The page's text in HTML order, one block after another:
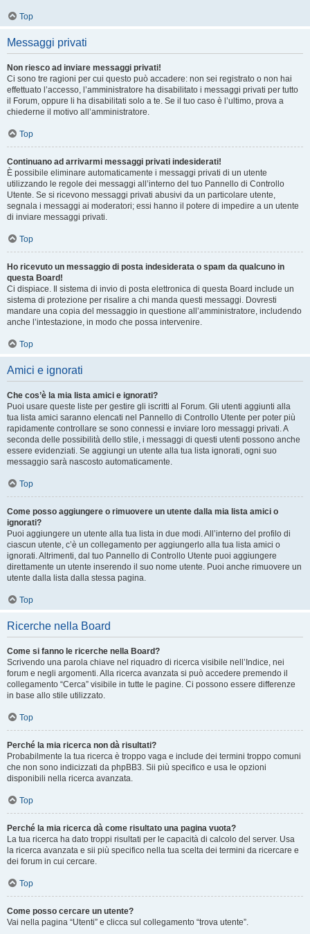
Top
Messaggi privati
Non riesco ad inviare messaggi privati!
Ci sono tre ragioni per cui questo può accadere: non sei registrato o non hai
effettuato l’accesso, l’amministratore ha disabilitato i messaggi privati per tutto
il Forum, oppure li ha disabilitati solo a te. Se il tuo caso è l’ultimo, prova a
chiederne il motivo all’amministratore.
Top
Continuano ad arrivarmi messaggi privati indesiderati!
È possibile eliminare automaticamente i messaggi privati ​​di un utente
utilizzando le regole dei messaggi all’interno del tuo Pannello di Controllo
Utente. Se si ricevono messaggi privati ​​abusivi da un particolare utente,
segnala i messaggi ai moderatori; essi hanno il potere di impedire a un utente
di inviare messaggi privati​​.
Top
Ho ricevuto un messaggio di posta indesiderata o spam da qualcuno in
questa Board!
Ci dispiace. Il sistema di invio di posta elettronica di questa Board include un
sistema di protezione per risalire a chi manda questi messaggi. Dovresti
mandare una copia del messaggio in questione all’amministratore, includendo
anche l’intestazione, in modo che possa intervenire.
Top
Amici e ignorati
Che cos’è la mia lista amici e ignorati?
Puoi usare queste liste per gestire gli iscritti al Forum. Gli utenti aggiunti alla
tua lista amici saranno elencati nel Pannello di Controllo Utente per poter più
rapidamente controllare se sono connessi e inviare loro messaggi privati. A
seconda delle possibilità dello stile, i messaggi di questi utenti possono anche
essere evidenziati. Se aggiungi un utente alla tua lista ignorati, ogni suo
messaggio sarà nascosto automaticamente.
Top
Come posso aggiungere o rimuovere un utente dalla mia lista amici o
ignorati?
Puoi aggiungere un utente alla tua lista in due modi. All’interno del profilo di
ciascun utente, c’è un collegamento per aggiungerlo alla tua lista amici o
ignorati. Altrimenti, dal tuo Pannello di Controllo Utente puoi aggiungere
direttamente un utente inserendo il suo nome utente. Puoi anche rimuovere un
utente dalla lista dalla stessa pagina.
Top
Ricerche nella Board
Come si fanno le ricerche nella Board?
Scrivendo una parola chiave nel riquadro di ricerca visibile nell’Indice, nei
forum e negli argomenti. Alla ricerca avanzata si può accedere premendo il
collegamento “Cerca” visibile in tutte le pagine. Ci possono essere differenze
in base allo stile utilizzato.
Top
Perché la mia ricerca non dà risultati?
Probabilmente la tua ricerca è troppo vaga e include dei termini troppo comuni
che non sono indicizzati da phpBB3. Sii più specifico e usa le opzioni
disponibili nella ricerca avanzata.
Top
Perché la mia ricerca dà come risultato una pagina vuota?
La tua ricerca ha dato troppi risultati per le capacità di calcolo del server. Usa
la ricerca avanzata e sii più specifico nella tua scelta dei termini da ricercare e
dei forum in cui cercare.
Top
Come posso cercare un utente?
Vai nella pagina “Utenti” e clicca sul collegamento “trova utente”.